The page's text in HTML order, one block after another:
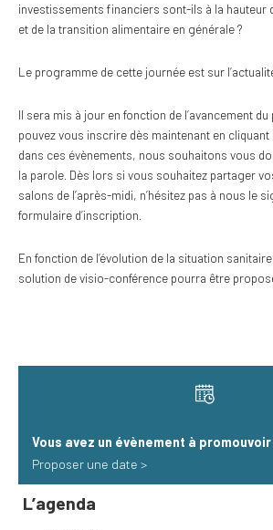
investissements financiers sont-ils à la hauteur
et de la transition alimentaire en générale ?
Le programme de cette journée est sur
Il sera mis à jour en fonction de l’avancement
pouvez vous inscrire dès maintenant en cliquant
dans ces évènements, nous souhaitons vous
la parole. Dès lors si vous souhaitez partager
salons de l’après-midi, n’hésitez pas à nous le
formulaire d’inscription.
En fonction de l’évolution de la situation
solution de visio-conférence pourra être
Vous avez un évènement à promouvoir​
Proposer une date >
L’agenda